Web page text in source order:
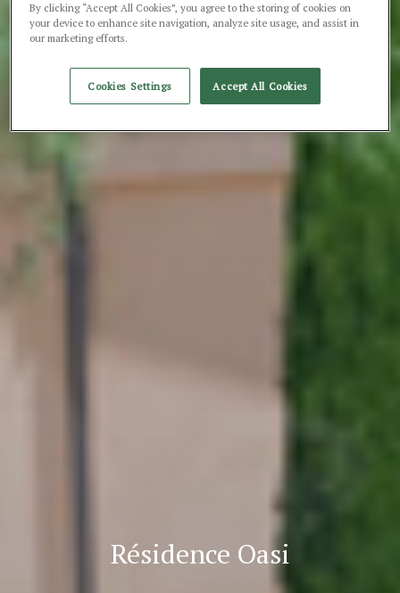
Résidence Oasi
By clicking “Accept All Cookies”, you agree to the storing of cookies on
your device to enhance site navigation, analyze site usage, and assist in
our marketing efforts.
Cookies Settings Accept All Cookies